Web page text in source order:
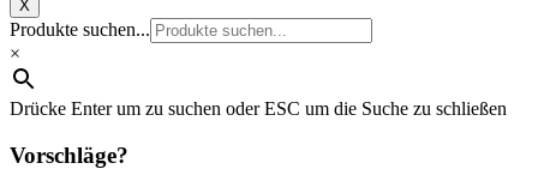
X
Produkte suchen...
×
Drücke Enter um zu suchen oder ESC um die Suche zu schließen
Vorschläge?